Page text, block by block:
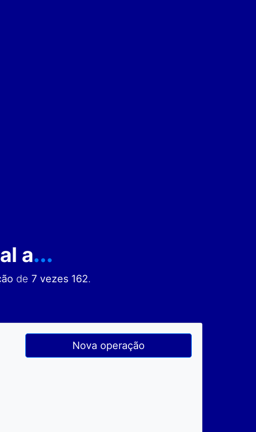
a...
de 7 vezes 162.
Nova operação